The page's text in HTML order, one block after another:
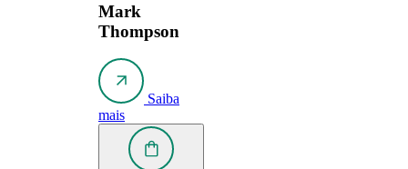
Mark
Thompson
Saiba
mais